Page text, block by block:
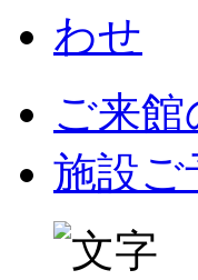
ご来
施設ご